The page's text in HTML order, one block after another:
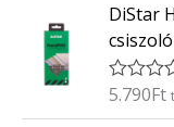
/
5
é
e
l
é
s
:
DiStar
csiszoló
É
5.790Ft